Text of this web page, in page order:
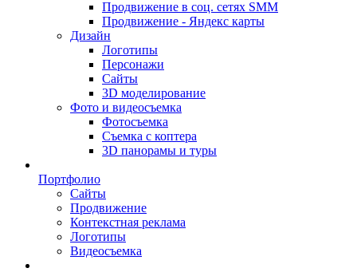
Продвижение в соц. сетях SMM
Продвижение - Яндекс карты
Дизайн
Логотипы
Персонажи
Сайты
3D моделирование
Фото и видеосъемка
Фотосъемка
Съемка с коптера
3D панорамы и туры
Портфолио
Сайты
Продвижение
Контекстная реклама
Логотипы
Видеосъемка